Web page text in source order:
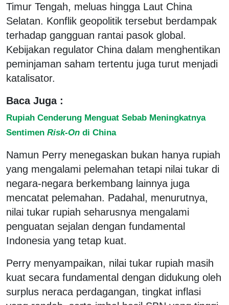
Timur Tengah, meluas hingga Laut China
Selatan. Konflik geopolitik tersebut berdampak
terhadap gangguan rantai pasok global.
Kebijakan regulator China dalam menghentikan
peminjaman saham tertentu juga turut menjadi
katalisator.
Baca Juga :
Rupiah Cenderung Menguat Sebab Meningkatnya
Sentimen Risk-On di China
Namun Perry menegaskan bukan hanya rupiah
yang mengalami pelemahan tetapi nilai tukar di
negara-negara berkembang lainnya juga
mencatat pelemahan. Padahal, menurutnya,
nilai tukar rupiah seharusnya mengalami
penguatan sejalan dengan fundamental
Indonesia yang tetap kuat.
Perry menyampaikan, nilai tukar rupiah masih
kuat secara fundamental dengan didukung oleh
surplus neraca perdagangan, tingkat inflasi